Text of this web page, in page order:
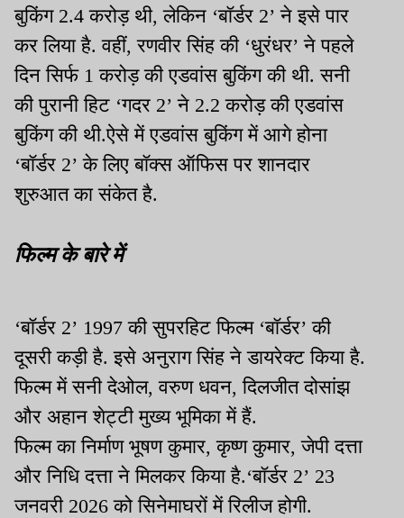
बुकिंग 2.4 करोड़ थी, लेकिन ‘बॉर्डर 2’ ने इसे पार
कर लिया है. वहीं, रणवीर सिंह की ‘धुरंधर’ ने पहले
दिन सिर्फ 1 करोड़ की एडवांस बुकिंग की थी. सनी
की पुरानी हिट ‘गदर 2’ ने 2.2 करोड़ की एडवांस
बुकिंग की थी.ऐसे में एडवांस बुकिंग में आगे होना
‘बॉर्डर 2’ के लिए बॉक्स ऑफिस पर शानदार
शुरुआत का संकेत है.
फिल्म के बारे में
‘बॉर्डर 2’ 1997 की सुपरहिट फिल्म ‘बॉर्डर’ की
दूसरी कड़ी है. इसे अनुराग सिंह ने डायरेक्ट किया है.
फिल्म में सनी देओल, वरुण धवन, दिलजीत दोसांझ
और अहान शेट्टी मुख्य भूमिका में हैं.
फिल्म का निर्माण भूषण कुमार, कृष्ण कुमार, जेपी दत्ता
और निधि दत्ता ने मिलकर किया है.‘बॉर्डर 2’ 23
जनवरी 2026 को सिनेमाघरों में रिलीज होगी.